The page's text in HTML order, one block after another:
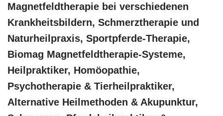
Magnetfeldtherapie bei verschiedenen
Krankheitsbildern, Schmerztherapie und
Naturheilpraxis, Sportpferde-Therapie,
Biomag Magnetfeldtherapie-Systeme,
Heilpraktiker, ‎Homöopathie,
‎Psychotherapie & ‎Tierheilpraktiker,
Alternative Heilmethoden & Akupunktur,